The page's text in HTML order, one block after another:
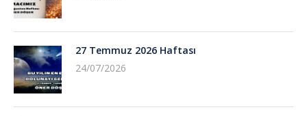
27 Temmuz 2026 Haftası
24/07/2026